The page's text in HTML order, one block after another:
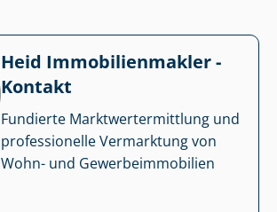
Heid Im­mo­bi­li­en­mak­ler -
Kontakt
Fundierte Markt­wert­ermitt­lung und
professionelle Vermarktung von
Wohn- und Ge­wer­be­im­mo­bi­li­en